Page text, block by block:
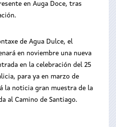
en Auga Doce, tras
de Agua Dulce, el
en noviembre una nueva
en la celebración del 25
para ya en marzo de
la noticia gran muestra de la
al Camino de Santiago.